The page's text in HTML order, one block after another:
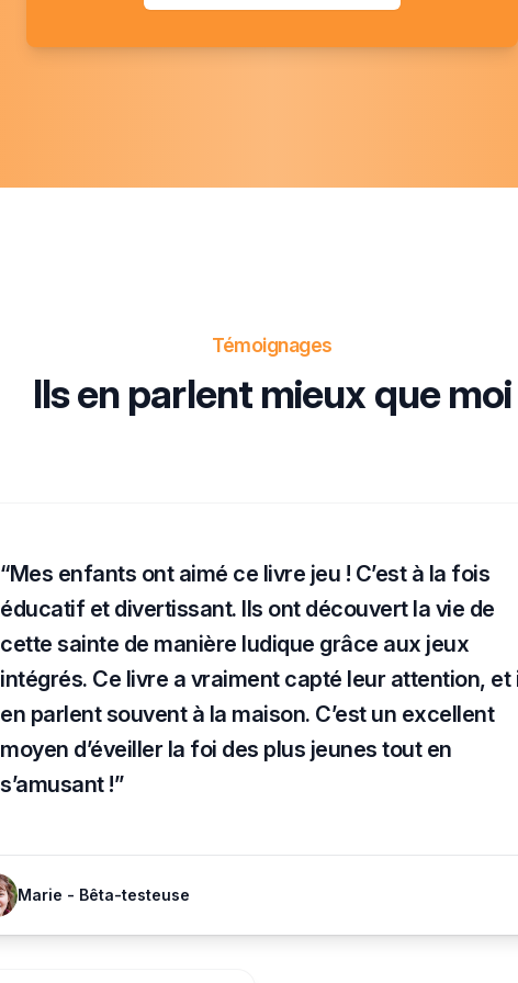
Témoignages
Ils en parlent mieux que moi
“Mes enfants ont aimé ce livre jeu ! C’est à la fois
éducatif et divertissant. Ils ont découvert la vie de
cette sainte de manière ludique grâce aux jeux
intégrés. Ce livre a vraiment capté leur attention, et
en parlent souvent à la maison. C’est un excellent
moyen d’éveiller la foi des plus jeunes tout en
s’amusant !”
Marie - Bêta-testeuse